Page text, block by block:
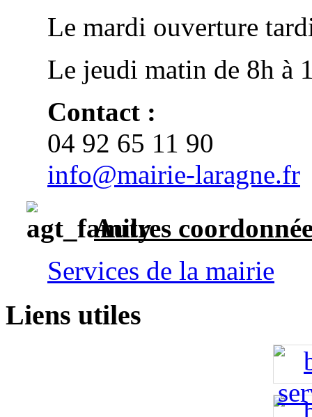
Le mardi ouverture
Le jeudi matin de 8h à
Contact :
04 92 65 11 90
info@mairie-laragne.fr
Autres
Services de la mairie
Liens utiles